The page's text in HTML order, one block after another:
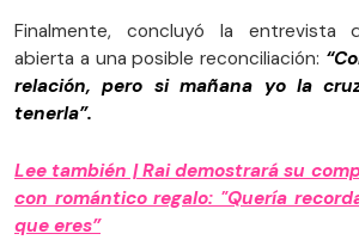
Finalmente, concluyó la entrevista
abierta a una posible reconciliación:
relación, pero si mañana yo la
tenerla”.
Lee también | Rai demostrará su
con romántico regalo: "Quería
que eres”